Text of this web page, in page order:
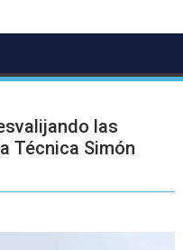
las
Técnica Simón